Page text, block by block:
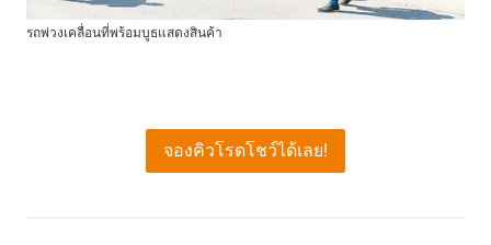
รถพ่วงเคลื่อนที่พร้อมบูธแสดงสินค้า
จองคิวโรดโชว์ได้เลย!